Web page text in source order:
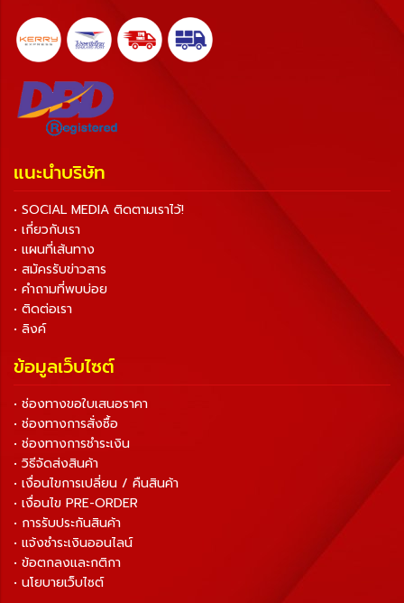
แนะนำบริษัท
• SOCIAL MEDIA ติดตามเราไว้!
• เกี่ยวกับเรา
• แผนที่เส้นทาง
• สมัครรับข่าวสาร
• คำถามที่พบบ่อย
• ติดต่อเรา
• ลิงค์
ข้อมูลเว็บไซต์
• ช่องทางขอใบเสนอราคา
• ช่องทางการสั่งซื้อ
• ช่องทางการชำระเงิน
• วิธีจัดส่งสินค้า
• เงื่อนไขการเปลี่ยน / คืนสินค้า
• เงื่อนไข PRE-ORDER
• การรับประกันสินค้า
• แจ้งชำระเงินออนไลน์
• ข้อตกลงและกติกา
• นโยบายเว็บไซต์